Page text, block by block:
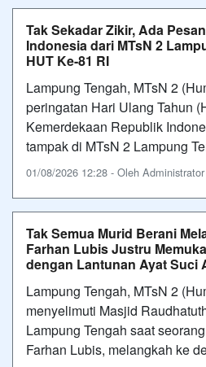
Tak Sekadar Zikir, Ada
Indonesia dari MTsN 2
HUT Ke-81 RI
Lampung Tengah, MTsN 2
peringatan Hari Ulang Tahun
Kemerdekaan Republik
tampak di MTsN 2 Lampung
01/08/2026 12:28 - Oleh
Tak Semua Murid Berani
Farhan Lubis Justru
dengan Lantunan Ayat Suci
Lampung Tengah, MTsN 2
menyelimuti Masjid
Lampung Tengah saat
Farhan Lubis, melangkah ke